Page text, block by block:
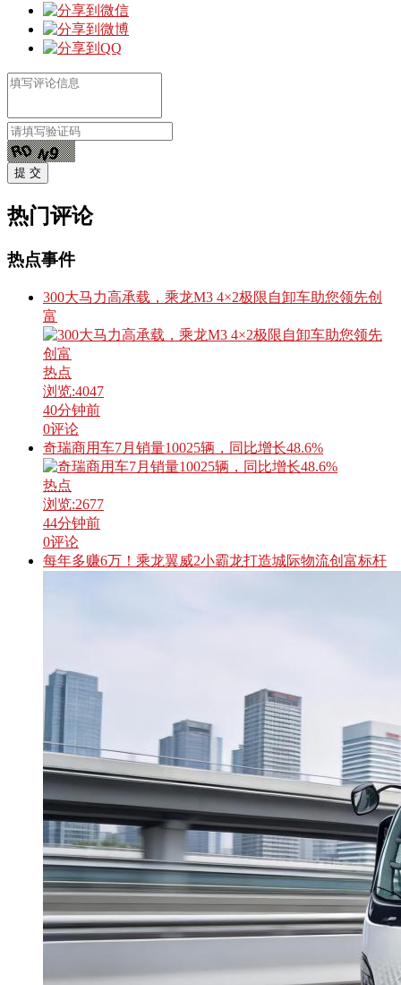
提 交
热门评论
热点事件
300大马力高承载，乘龙M3 4×2极限自卸车助您领先创
富
热点
浏览:4047
40分钟前
0评论
奇瑞商用车7月销量10025辆，同比增长48.6%
热点
浏览:2677
44分钟前
0评论
每年多赚6万！乘龙翼威2小霸龙打造城际物流创富标杆